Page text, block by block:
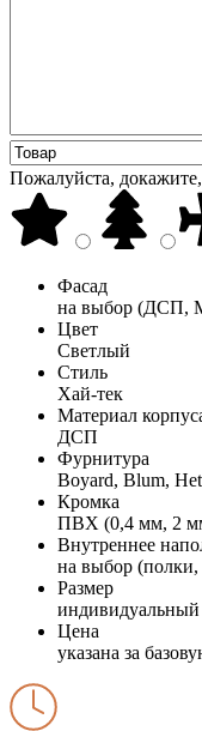
Пожалуйста,
Фасад
на выбор
Цвет
Светлый
Стиль
Хай-тек
Материал
ДСП
Фурнитура
Boyard, Blum,
Кромка
ПВХ (0,4 мм, 2
Внутреннее
на выбор
Размер
индивидуальный
Цена
указана за